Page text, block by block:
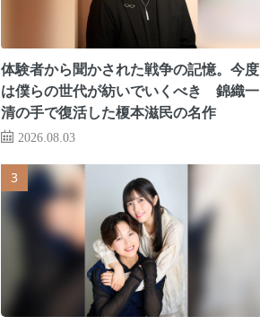
体験者から聞かされた戦争の記憶。今度
は僕らの世代が紡いでいくべき 錦織一
清の手で復活した榎本滋民の名作
2026.08.03